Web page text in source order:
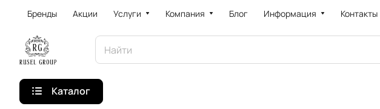
Бренды Акции Услуги Компания Блог Информация Контакты
Каталог